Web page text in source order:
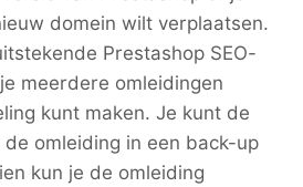
domein wilt verplaatsen.
Prestashop SEO-
meerdere omleidingen
kunt maken. Je kunt de
omleiding in een back-up
kun je de omleiding